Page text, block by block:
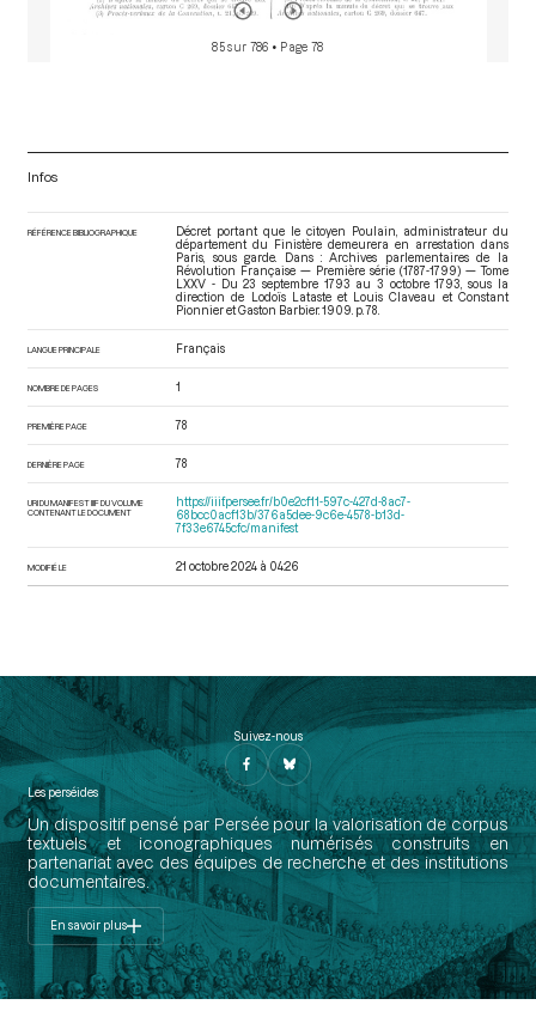
85 sur 786 • Page 78
Infos
RÉFÉRENCE BIBLIOGRAPHIQUE
Décret portant que le citoyen Poulain, administrateur du
département du Finistère demeurera en arrestation dans
Paris, sous garde. Dans : Archives parlementaires de la
Révolution Française — Première série (1787-1799) — Tome
LXXV - Du 23 septembre 1793 au 3 octobre 1793
, sous la
direction de Lodoïs Lataste et Louis Claveau et Constant
Pionnier et Gaston Barbier. 1909. p. 78.
LANGUE PRINCIPALE Français
NOMBRE DE PAGES 1
PREMIÈRE PAGE 78
DERNIÈRE PAGE 78
URI DU MANIFEST IIIF DU VOLUME
CONTENANT LE DOCUMENT
https://iiif.persee.fr/b0e2cf11-597c-427d-8ac7-
68bcc0acf13b/376a5dee-9c6e-4578-b13d-
7f33e6745cfc/manifest
MODIFIÉ LE 21 octobre 2024 à 04:26
Suivez-nous
Les perséides
Un dispositif pensé par Persée pour la valorisation de corpus
textuels et iconographiques numérisés construits en
partenariat avec des équipes de recherche et des institutions
documentaires.
En savoir plus